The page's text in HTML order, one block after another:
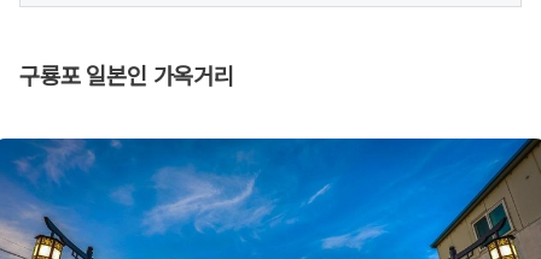
구룡포 일본인 가옥거리